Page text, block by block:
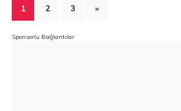
1 2 3 »
Sponsorlu Bağlantılar